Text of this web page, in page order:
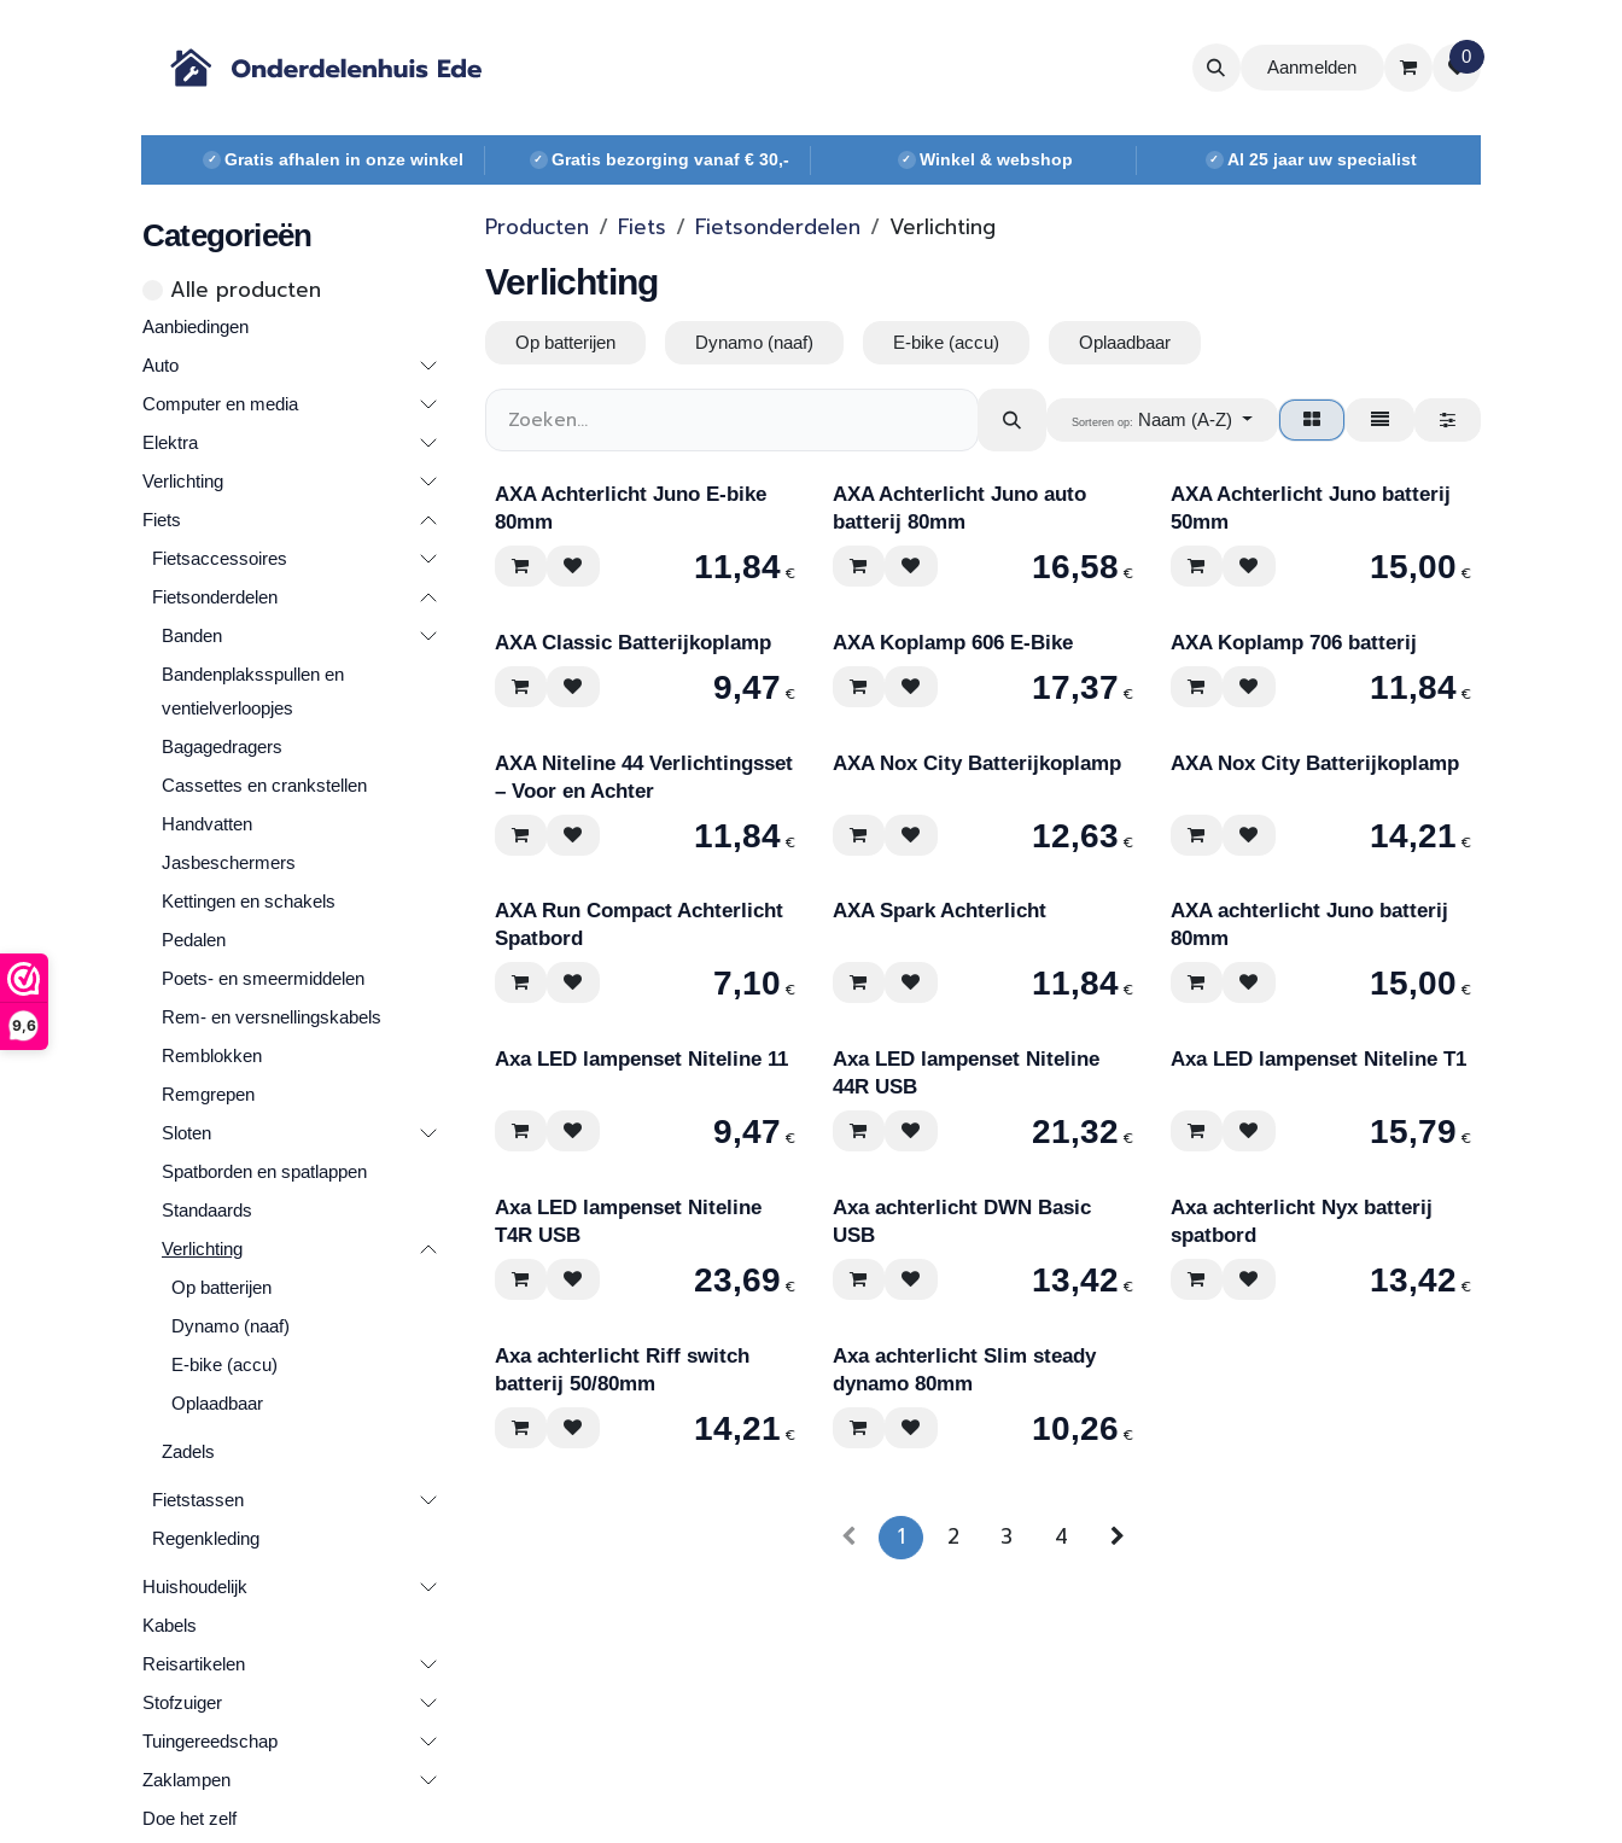
9,6
Aanmelden
0
✓ Gratis afhalen in onze winkel ✓ Gratis bezorging vanaf € 30,- ✓ Winkel & webshop ✓ Al 25 jaar uw specialist
Categorieën
Alle ​​pr​oducten
Aanbiedingen
Auto
Computer en media
Elektra
Verlichting
Fiets
Fietsaccessoires
Fietsonderdelen
Banden
Bandenplaksspullen en
ventielverloopjes
Bagagedragers
Cassettes en crankstellen
Handvatten
Jasbeschermers
Kettingen en schakels
Pedalen
Poets- en smeermiddelen
Rem- en versnellingskabels
Remblokken
Remgrepen
Sloten
Spatborden en spatlappen
Standaards
Verlichting
Op batterijen
Dynamo (naaf)
E-bike (accu)
Oplaadbaar
Zadels
Fietstassen
Regenkleding
Huishoudelijk
Kabels
Reisartikelen
Stofzuiger
Tuingereedschap
Zaklampen
Doe het zelf
Producten Fiets Fietsonderdelen Verlichting
Verlichting
Op batterijen Dynamo (naaf) E-bike (accu) Oplaadbaar
Sorteren op: Naam (A-Z)
AXA Achterlicht Juno E-bike
80mm
11,84 €
AXA Achterlicht Juno auto
batterij 80mm
16,58 €
AXA Achterlicht Juno batterij
50mm
15,00 €
AXA Classic Batterijkoplamp
9,47 €
AXA Koplamp 606 E-Bike
17,37 €
AXA Koplamp 706 batterij
11,84 €
AXA Niteline 44 Verlichtingsset
– Voor en Achter
11,84 €
AXA Nox City Batterijkoplamp
12,63 €
AXA Nox City Batterijkoplamp
14,21 €
AXA Run Compact Achterlicht
Spatbord
7,10 €
AXA Spark Achterlicht
11,84 €
AXA achterlicht Juno batterij
80mm
15,00 €
Axa LED lampenset Niteline 11
9,47 €
Axa LED lampenset Niteline
44R USB
21,32 €
Axa LED lampenset Niteline T1
15,79 €
Axa LED lampenset Niteline
T4R USB
23,69 €
Axa achterlicht DWN Basic
USB
13,42 €
Axa achterlicht Nyx batterij
spatbord
13,42 €
Axa achterlicht Riff switch
batterij 50/80mm
14,21 €
Axa achterlicht Slim steady
dynamo 80mm
10,26 €
1 2 3 4